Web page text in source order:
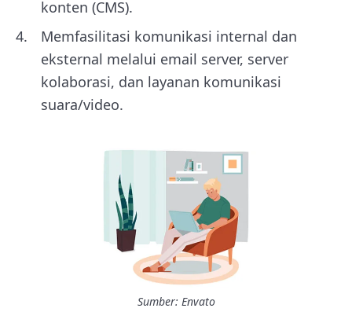
konten (CMS).
Memfasilitasi komunikasi internal dan
eksternal melalui email server, server
kolaborasi, dan layanan komunikasi
suara/video.
Sumber: Envato